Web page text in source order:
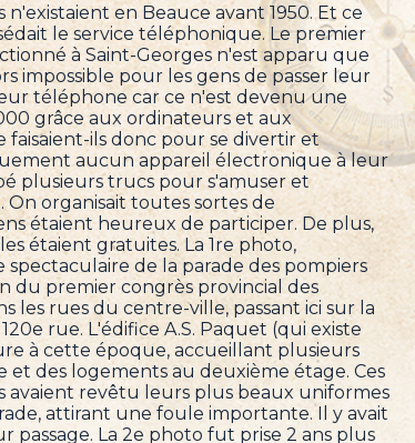
en Beauce avant 1950. Et ce
le service téléphonique. Le premier
à Saint-Georges n'est apparu que
impossible pour les gens de passer leur
téléphone car ce n'est devenu une
grâce aux ordinateurs et aux
faisaient-ils donc pour se divertir et
aucun appareil électronique à leur
plusieurs trucs pour s'amuser et
On organisait toutes sortes de
étaient heureux de participer. De plus,
étaient gratuites. La 1re photo,
de la parade des pompiers
du premier congrès provincial des
les rues du centre-ville, passant ici sur la
rue. L'édifice A.S. Paquet (qui existe
à cette époque, accueillant plusieurs
et des logements au deuxième étage. Ces
avaient revêtu leurs plus beaux uniformes
attirant une foule importante. Il y avait
La 2e photo fut prise 2 ans plus